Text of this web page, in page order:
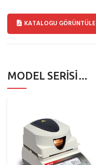
KATALOGU GÖRÜNTÜLE
MODEL SERISI…